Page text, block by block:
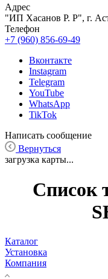
Адрес
"ИП Хасанов Р. Р", г.
Телефон
+7 (960) 856-69-49
Вконтакте
Instagram
Telegram
YouTube
WhatsApp
TikTok
Написать сообщение
Вернуться
загрузка карты...
Список
Каталог
Установка
Компания